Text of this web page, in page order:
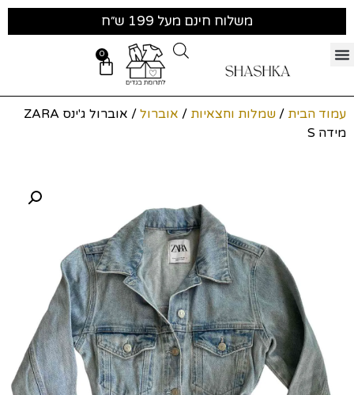
משלוח חינם מעל 199 ש״ח
0
עמוד הבית / שמלות וחצאיות / אוברול
/ אוברול ג'ינס ZARA
מידה S